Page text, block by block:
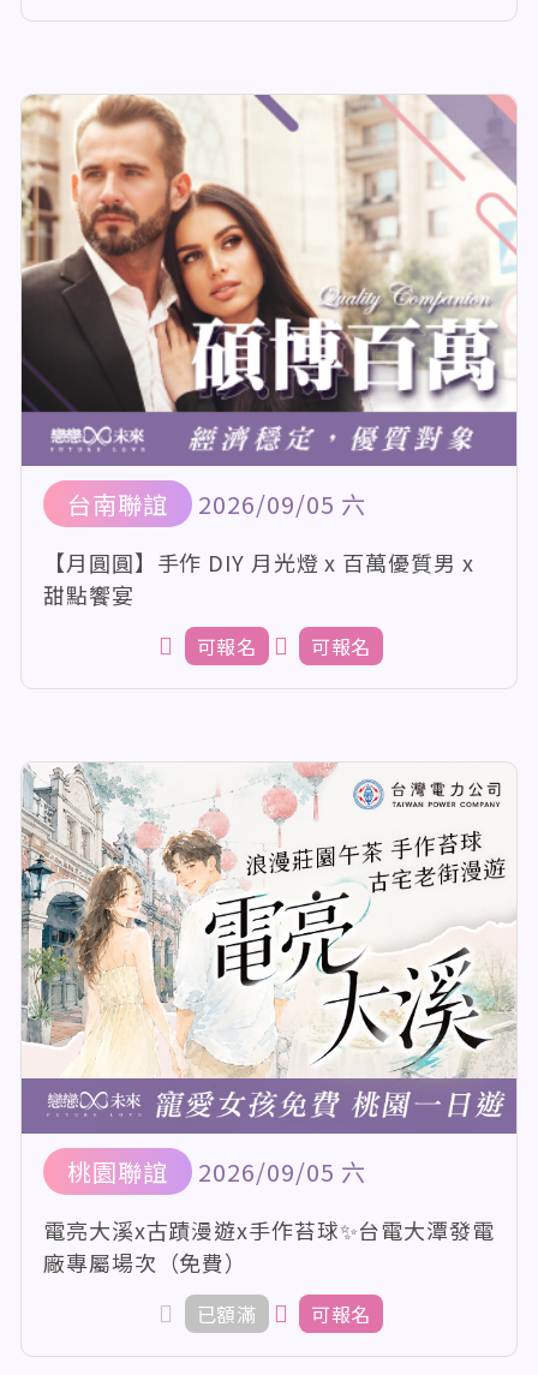
台南聯誼 2026/09/05 六
【月圓圓】手作 DIY 月光燈 x 百萬優質男 x
甜點饗宴
可報名 可報名
桃園聯誼 2026/09/05 六
電亮大溪x古蹟漫遊x手作苔球✨台電大潭發電
廠專屬場次（免費）
已額滿 可報名